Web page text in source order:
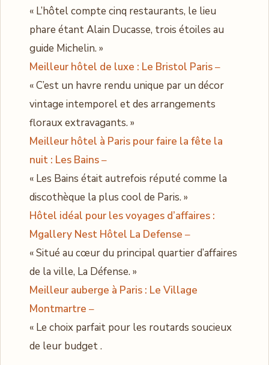
« L’hôtel compte cinq restaurants, le lieu
phare étant Alain Ducasse, trois étoiles au
guide Michelin. »
Meilleur hôtel de luxe : Le Bristol Paris–
« C’est un havre rendu unique par un décor
vintage intemporel et des arrangements
floraux extravagants. »
Meilleur hôtel à Paris pour faire la fête la
nuit : Les Bains–
« Les Bains était autrefois réputé comme la
discothèque la plus cool de Paris. »
Hôtel idéal pour les voyages d’affaires :
Mgallery Nest Hôtel La Defense –
« Situé au cœur du principal quartier d’affaires
de la ville, La Défense. »
Meilleur auberge à Paris : Le Village
Montmartre –
« Le choix parfait pour les routards soucieux
de leur budget .